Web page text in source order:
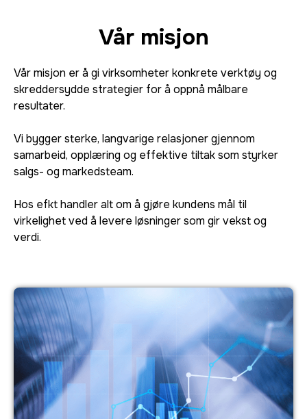
Vår misjon
Vår misjon er å gi virksomheter konkrete verktøy og
skreddersydde strategier for å oppnå målbare
resultater.
Vi bygger sterke, langvarige relasjoner gjennom
samarbeid, opplæring og effektive tiltak som styrker
salgs- og markedsteam.
Hos efkt handler alt om å gjøre kundens mål til
virkelighet ved å levere løsninger som gir vekst og
verdi.